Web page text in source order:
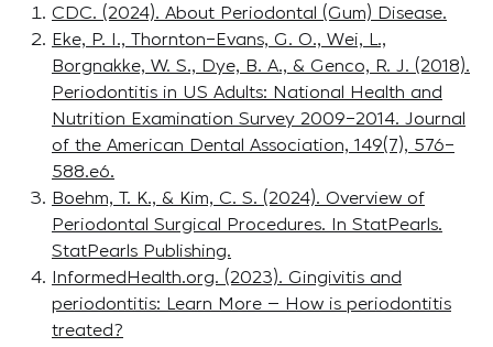
CDC. (2024). About Periodontal (Gum) Disease.
Eke, P. I., Thornton-Evans, G. O., Wei, L.,
Borgnakke, W. S., Dye, B. A., & Genco, R. J. (2018).
Periodontitis in US Adults: National Health and
Nutrition Examination Survey 2009-2014. Journal
of the American Dental Association, 149(7), 576-
588.e6.
Boehm, T. K., & Kim, C. S. (2024). Overview of
Periodontal Surgical Procedures. In StatPearls.
StatPearls Publishing.
InformedHealth.org. (2023). Gingivitis and
periodontitis: Learn More – How is periodontitis
treated?